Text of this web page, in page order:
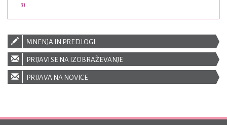
31
MNENJA IN PREDLOGI
PRIJAVI SE NA IZOBRAŽEVANJE
PRIJAVA NA NOVICE